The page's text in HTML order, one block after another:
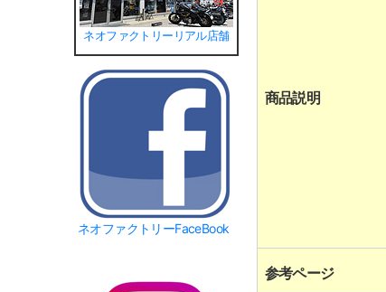
ネオファクトリーリアル店舗
ネオファクトリーFaceBook
商品説明
参考ページ